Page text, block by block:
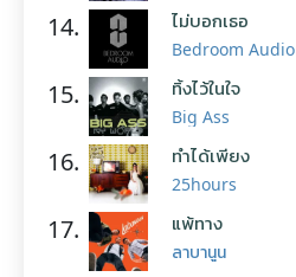
14. ไม่บอกเธอ
Bedroom Audio
15. ทิ้งไว้ในใจ
Big Ass
16. ทำได้เพียง
25hours
17. แพ้ทาง
ลาบานูน